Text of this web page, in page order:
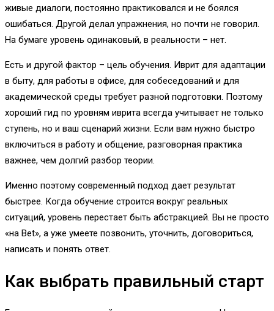
живые диалоги, постоянно практиковался и не боялся
ошибаться. Другой делал упражнения, но почти не говорил.
На бумаге уровень одинаковый, в реальности – нет.
Есть и другой фактор – цель обучения. Иврит для адаптации
в быту, для работы в офисе, для собеседований и для
академической среды требует разной подготовки. Поэтому
хороший гид по уровням иврита всегда учитывает не только
ступень, но и ваш сценарий жизни. Если вам нужно быстро
включиться в работу и общение, разговорная практика
важнее, чем долгий разбор теории.
Именно поэтому современный подход дает результат
быстрее. Когда обучение строится вокруг реальных
ситуаций, уровень перестает быть абстракцией. Вы не просто
«на Bet», а уже умеете позвонить, уточнить, договориться,
написать и понять ответ.
Как выбрать правильный старт